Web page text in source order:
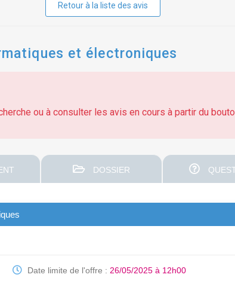
Retour à la liste des avis
et électroniques
ou à consulter les avis en cours à partir du
DOSSIER
Date limite de l'offre : 26/05/2025 à 12h00